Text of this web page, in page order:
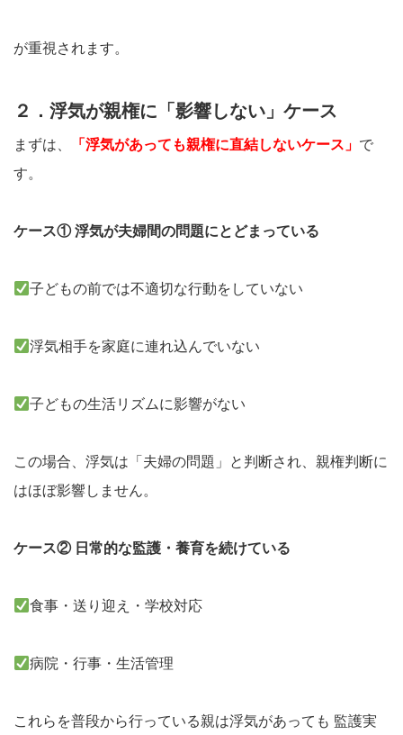
が重視されます。
２．浮気が親権に「影響しない」ケース
まずは、 「浮気があっても親権に直結しないケース」 で
す。
ケース① 浮気が夫婦間の問題にとどまっている
子どもの前では不適切な行動をしていない
浮気相手を家庭に連れ込んでいない
子どもの生活リズムに影響がない
この場合、浮気は「夫婦の問題」と判断され、親権判断に
はほぼ影響しません。
ケース② 日常的な監護・養育を続けている
食事・送り迎え・学校対応
病院・行事・生活管理
これらを普段から行っている親は浮気があっても 監護実